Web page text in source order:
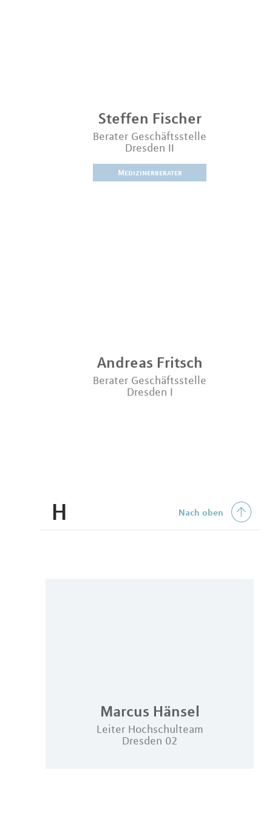
Steffen Fischer
Berater Geschäftsstelle
Dresden II
Medizinerberater
Andreas Fritsch
Berater Geschäftsstelle
Dresden I
H
Marcus Hänsel
Leiter Hochschulteam
Dresden 02
Nach oben